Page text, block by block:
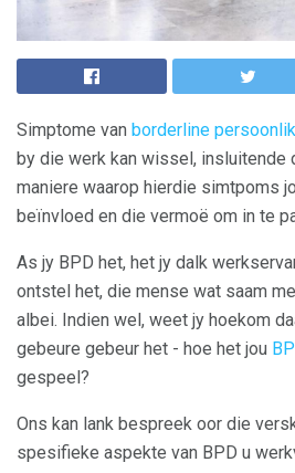
Simptome van borderline
by die werk kan wissel, insluitende
maniere waarop hierdie simtpoms
beïnvloed en die vermoë om in te
As jy BPD het, het jy dalk
ontstel het, die mense wat saam
albei. Indien wel, weet jy hoekom
gebeure gebeur het - hoe het jou
gespeel?
Ons kan lank bespreek oor die
spesifieke aspekte van BPD u